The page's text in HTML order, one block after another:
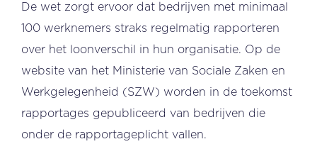
De wet zorgt ervoor dat bedrijven met minimaal
100 werknemers straks regelmatig rapporteren
over het loonverschil in hun organisatie. Op de
website van het Ministerie van Sociale Zaken en
Werkgelegenheid (SZW) worden in de toekomst
rapportages gepubliceerd van bedrijven die
onder de rapportageplicht vallen.